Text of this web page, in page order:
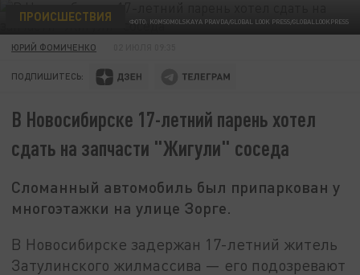
ФОТО: KOMSOMOLSKAYA PRAVDA/GLOBAL LOOK PRESS/GLOBALLOOKPRESS
ПРОИСШЕСТВИЯ
ЮРИЙ ФОМИЧЕНКО
ПОДПИШИТЕСЬ:
В Новосибирске 17-летний парень хотел
сдать на запчасти "Жигули" соседа
Сломанный автомобиль был припаркован у
многоэтажки на улице Зорге.
В Новосибирске задержан 17-летний житель
Затулинского жилмассива — его подозревают